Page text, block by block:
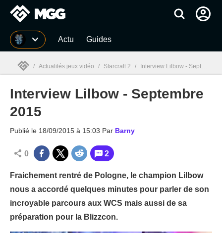
MGG Actu Guides
MGG
/ Actualités jeux vidéo / Starcraft 2 / Interview Lilbow - Septembre 2015
Interview Lilbow - Septembre
2015
Publié le 18/09/2015 à 15:03 Par Barny
0 2
Fraichement rentré de Pologne, le champion Lilbow
nous a accordé quelques minutes pour parler de son
incroyable parcours aux WCS mais aussi de sa
préparation pour la Blizzcon.